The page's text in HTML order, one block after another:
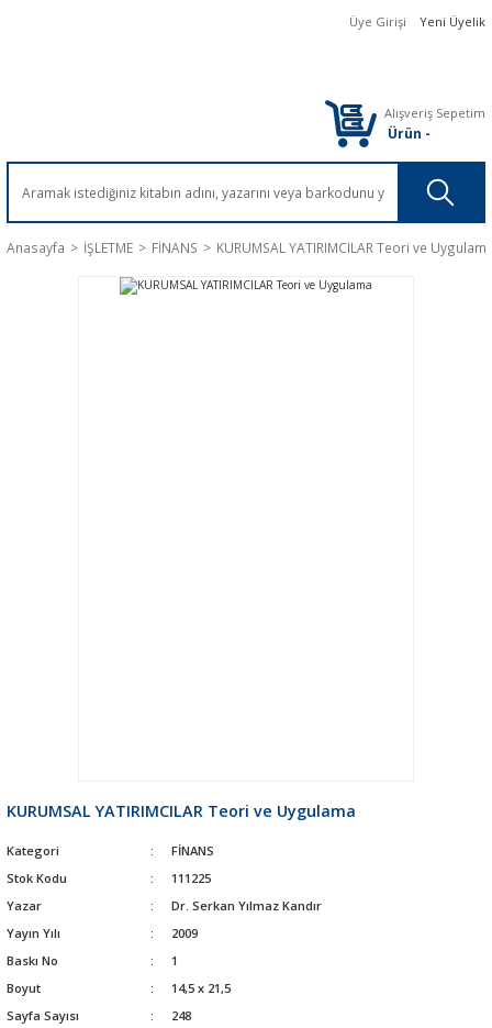
Üye Girişi Yeni Üyelik
Alışveriş Sepetim
Ürün -
Anasayfa İŞLETME FİNANS KURUMSAL YATIRIMCILAR Teori ve
KURUMSAL YATIRIMCILAR Teori ve Uygulama
Kategori
FİNANS
Stok Kodu
111225
Yazar
Dr. Serkan Yılmaz Kandır
Yayın Yılı
2009
Baskı No
1
Boyut
14,5 x 21,5
Sayfa Sayısı
248